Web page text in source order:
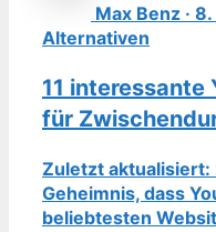
Max Benz ·
Alternativen
11
für
Zuletzt aktualisiert:
Geheimnis, dass
beliebtesten